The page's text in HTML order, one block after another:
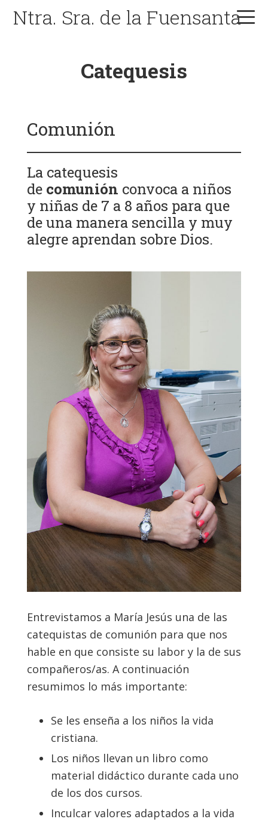
Skip
Skip
SkipNtra. Sra. de la Fuensanta
Catequesis
Comunión
La catequesis
de comunión convoca a niños
y niñas de 7 a 8 años para que
de una manera sencilla y muy
alegre aprendan sobre Dios.
Entrevistamos a María Jesús una de las
catequistas de comunión para que nos
hable en que consiste su labor y la de sus
compañeros/as. A continuación
resumimos lo más importante:
Se les enseña a los niños la vida
cristiana.
Los niños llevan un libro como
material didáctico durante cada uno
de los dos cursos.
Inculcar valores adaptados a la vida